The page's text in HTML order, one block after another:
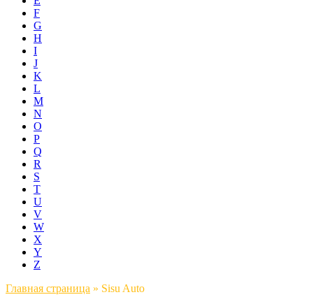
F
G
H
I
J
K
L
M
N
O
P
Q
R
S
T
U
V
W
X
Y
Z
Главная страница » Sisu Auto